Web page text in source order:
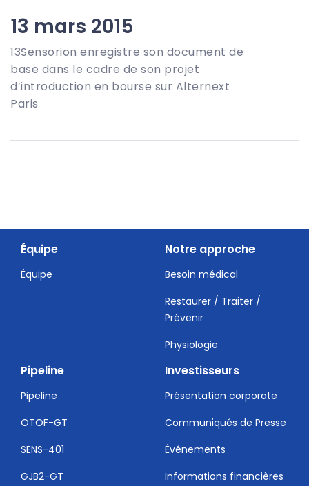
13 mars 2015
13Sensorion enregistre son document de
base dans le cadre de son projet
d’introduction en bourse sur Alternext
Paris
Équipe
Équipe
Notre approche
Besoin médical
Restaurer / Traiter /
Prévenir
Physiologie
Pipeline
Pipeline
OTOF-GT
SENS-401
GJB2-GT
Investisseurs
Présentation corporate
Communiqués de Presse
Événements
Informations financières